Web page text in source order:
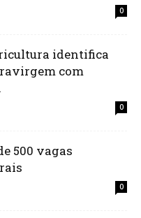
0
identifica
com
0
500 vagas
0